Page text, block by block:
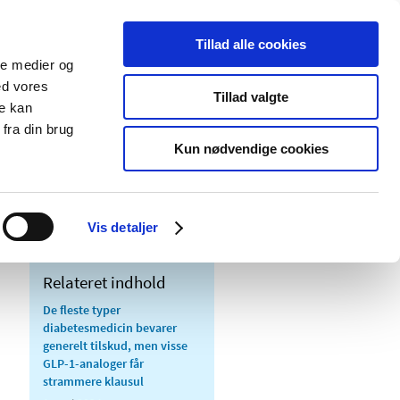
medier og
vores
kan
din brug
Vis detaljer
Tillad alle cookies
Tillad valgte
Kun nødvendige cookies
Særlige
produktområder
Relateret indhold
De fleste typer
diabetesmedicin bevarer
generelt tilskud, men visse
GLP-1-analoger får
strammere klausul